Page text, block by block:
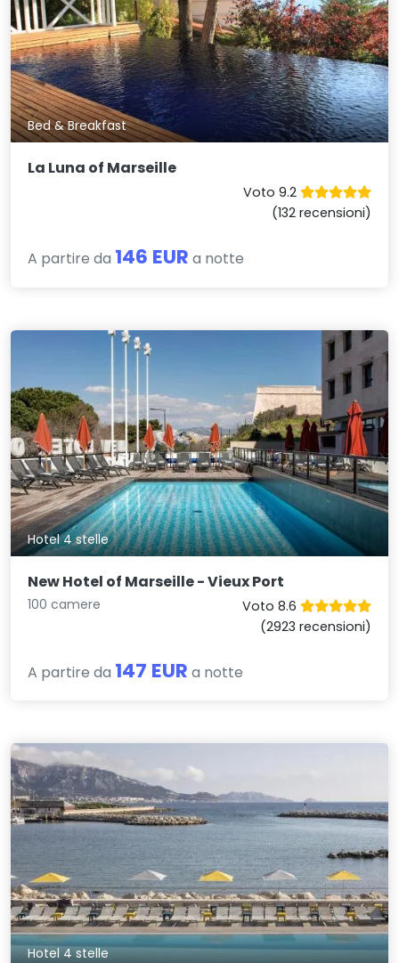
Bed & Breakfast
La Luna of Marseille
Voto 9.2
(132 recensioni)
A partire da 146 EUR a notte
Hotel 4 stelle
New Hotel of Marseille - Vieux Port
100 camere
Voto 8.6
(2923 recensioni)
A partire da 147 EUR a notte
Hotel 4 stelle